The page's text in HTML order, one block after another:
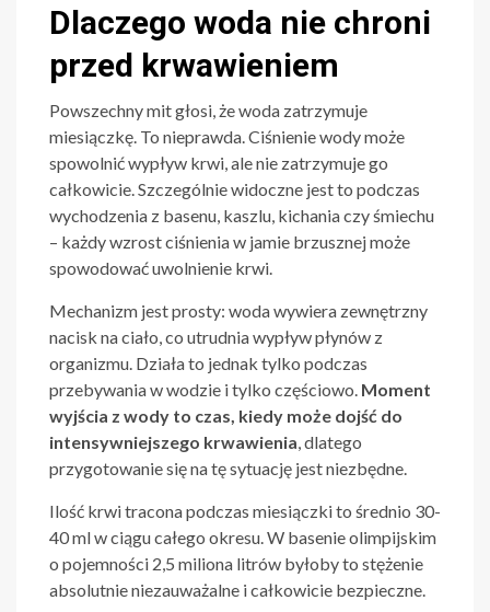
Dlaczego woda nie chroni
przed krwawieniem
Powszechny mit głosi, że woda zatrzymuje
miesiączkę. To nieprawda. Ciśnienie wody może
spowolnić wypływ krwi, ale nie zatrzymuje go
całkowicie. Szczególnie widoczne jest to podczas
wychodzenia z basenu, kaszlu, kichania czy śmiechu
– każdy wzrost ciśnienia w jamie brzusznej może
spowodować uwolnienie krwi.
Mechanizm jest prosty: woda wywiera zewnętrzny
nacisk na ciało, co utrudnia wypływ płynów z
organizmu. Działa to jednak tylko podczas
przebywania w wodzie i tylko częściowo. Moment
wyjścia z wody to czas, kiedy może dojść do
intensywniejszego krwawienia, dlatego
przygotowanie się na tę sytuację jest niezbędne.
Ilość krwi tracona podczas miesiączki to średnio 30-
40 ml w ciągu całego okresu. W basenie olimpijskim
o pojemności 2,5 miliona litrów byłoby to stężenie
absolutnie niezauważalne i całkowicie bezpieczne.